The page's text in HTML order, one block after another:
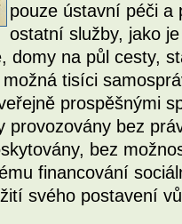
pouze ústavní péči a
ostatní služby, jako
domy na půl cesty,
tisíci
prospěšnými
provozovány bez
bez
financování
svého postavení